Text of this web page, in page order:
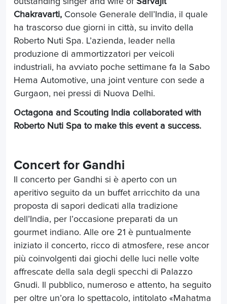
Chakravarti, Console Generale dell’India, il quale
ha trascorso due giorni in città, su invito della
Roberto Nuti Spa. L’azienda, leader nella
produzione di ammortizzatori per veicoli
industriali, ha avviato poche settimane fa la Sabo
Hema Automotive, una joint venture con sede a
Gurgaon, nei pressi di Nuova Delhi.
Octagona and Scouting India collaborated with
Roberto Nuti Spa to make this event a success.
Concert for Gandhi
Il concerto per Gandhi si è aperto con un
aperitivo seguito da un buffet arricchito da una
proposta di sapori dedicati alla tradizione
dell’India, per l’occasione preparati da un
gourmet indiano. Alle ore 21 è puntualmente
iniziato il concerto, ricco di atmosfere, rese ancor
più coinvolgenti dai giochi delle luci nelle volte
affrescate della sala degli specchi di Palazzo
Gnudi. Il pubblico, numeroso e attento, ha seguito
per oltre un’ora lo spettacolo, intitolato «Mahatma